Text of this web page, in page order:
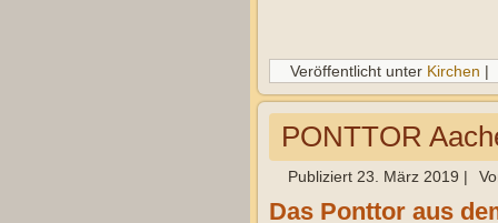
Veröffentlicht unter Kirchen |
PONTTOR
Publiziert 23. März 2019 |
Das Ponttor aus